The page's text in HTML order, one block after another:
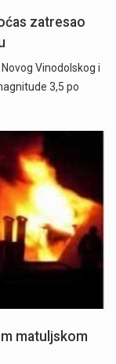
zatresao
Vinodolskog i
3,5 po
matuljskom